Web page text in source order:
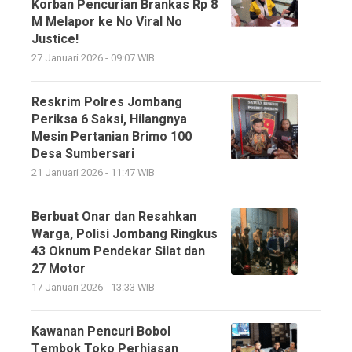
Korban Pencurian Brankas Rp 8
M Melapor ke No Viral No
Justice!
27 Januari 2026 - 09:07 WIB
Reskrim Polres Jombang
Periksa 6 Saksi, Hilangnya
Mesin Pertanian Brimo 100
Desa Sumbersari
21 Januari 2026 - 11:47 WIB
Berbuat Onar dan Resahkan
Warga, Polisi Jombang Ringkus
43 Oknum Pendekar Silat dan
27 Motor
17 Januari 2026 - 13:33 WIB
Kawanan Pencuri Bobol